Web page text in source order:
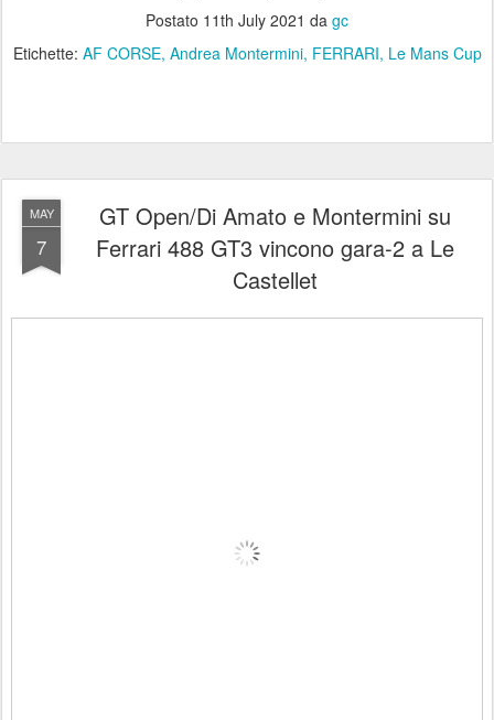
Postato 11th July 2021 da gc
Etichette: AF CORSE Andrea Montermini FERRARI Le Mans Cup
MAY
7
GT Open/Di Amato e Montermini su
Ferrari 488 GT3 vincono gara-2 a Le
Castellet